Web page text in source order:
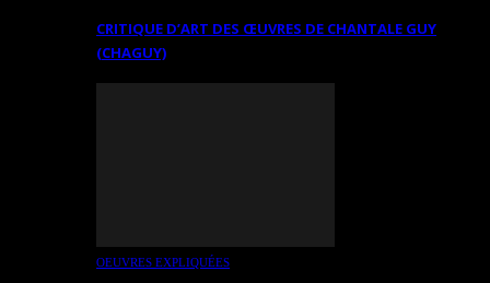
CRITIQUE D’ART DES ŒUVRES DE CHANTALE GUY
(CHAGUY)
OEUVRES EXPLIQUÉES